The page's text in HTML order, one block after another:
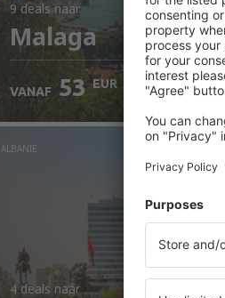
9 dealsnaar
Malaga
VANAF 53 EUR
ALBANIË
4 deals naar